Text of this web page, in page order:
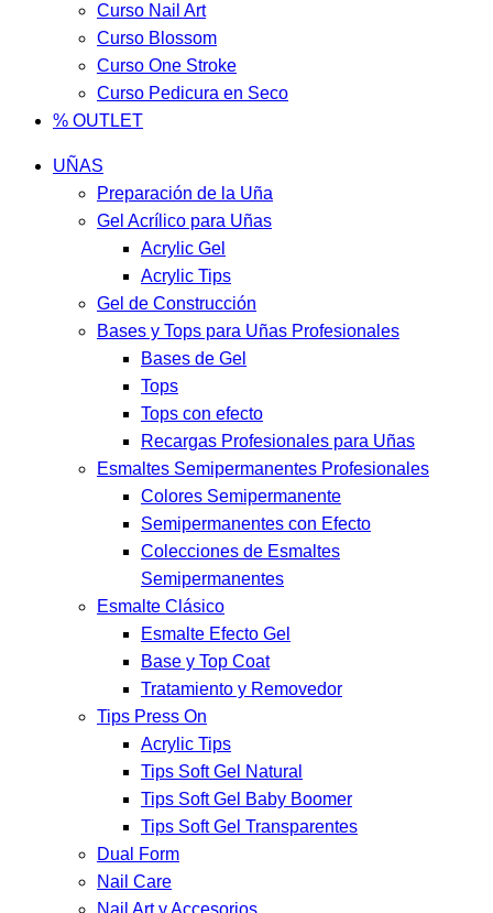
Curso Nail Art
Curso Blossom
Curso One Stroke
Curso Pedicura en Seco
% OUTLET
UÑAS
Preparación de la Uña
Gel Acrílico para Uñas
Acrylic Gel
Acrylic Tips
Gel de Construcción
Bases y Tops para Uñas Profesionales
Bases de Gel
Tops
Tops con efecto
Recargas Profesionales para Uñas
Esmaltes Semipermanentes Profesionales
Colores Semipermanente
Semipermanentes con Efecto
Colecciones de Esmaltes
Semipermanentes
Esmalte Clásico
Esmalte Efecto Gel
Base y Top Coat
Tratamiento y Removedor
Tips Press On
Acrylic Tips
Tips Soft Gel Natural
Tips Soft Gel Baby Boomer
Tips Soft Gel Transparentes
Dual Form
Nail Care
Nail Art y Accesorios